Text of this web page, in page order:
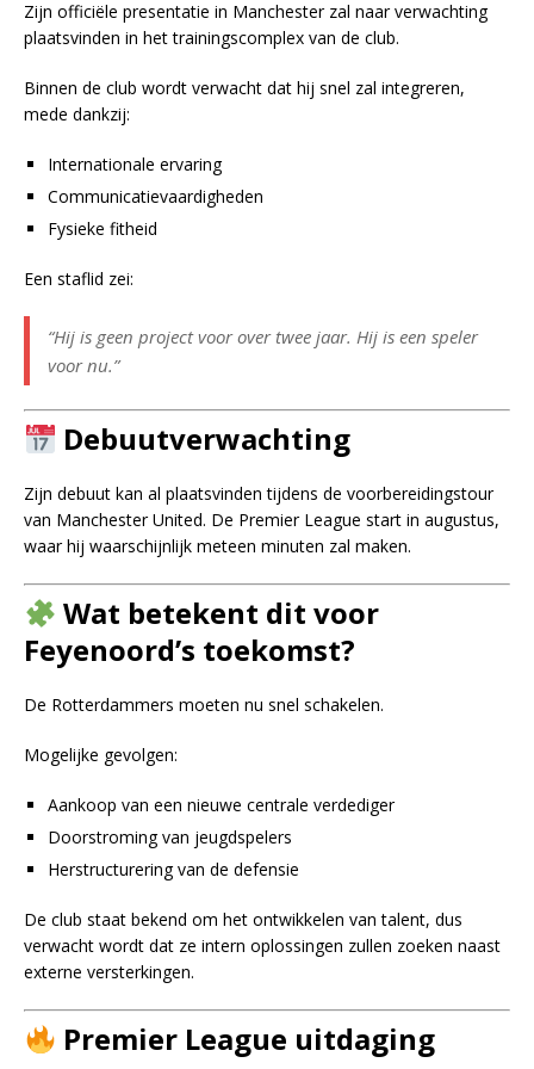
Zijn officiële presentatie in Manchester zal naar verwachting
plaatsvinden in het trainingscomplex van de club.
Binnen de club wordt verwacht dat hij snel zal integreren,
mede dankzij:
Internationale ervaring
Communicatievaardigheden
Fysieke fitheid
Een staflid zei:
“Hij is geen project voor over twee jaar. Hij is een speler
voor nu.”
Debuutverwachting
Zijn debuut kan al plaatsvinden tijdens de voorbereidingstour
van Manchester United. De Premier League start in augustus,
waar hij waarschijnlijk meteen minuten zal maken.
Wat betekent dit voor
Feyenoord’s toekomst?
De Rotterdammers moeten nu snel schakelen.
Mogelijke gevolgen:
Aankoop van een nieuwe centrale verdediger
Doorstroming van jeugdspelers
Herstructurering van de defensie
De club staat bekend om het ontwikkelen van talent, dus
verwacht wordt dat ze intern oplossingen zullen zoeken naast
externe versterkingen.
Premier League uitdaging